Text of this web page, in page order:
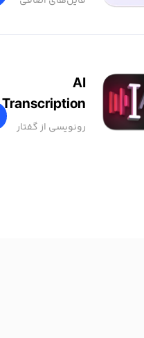
AI
Transcription
رونویسی از گفتار